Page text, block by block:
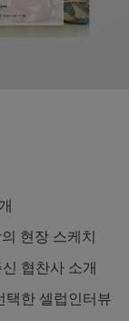
현장 스케치
협찬사 소개
택한 셀럽인터뷰